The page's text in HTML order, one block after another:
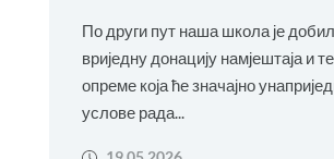
По други пут наша школа је
вриједну донацију намјештаја и
опреме која ће значајно
услове рада...